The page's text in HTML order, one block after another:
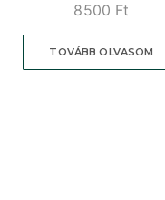
8500 Ft
TOVÁBB OLVASOM